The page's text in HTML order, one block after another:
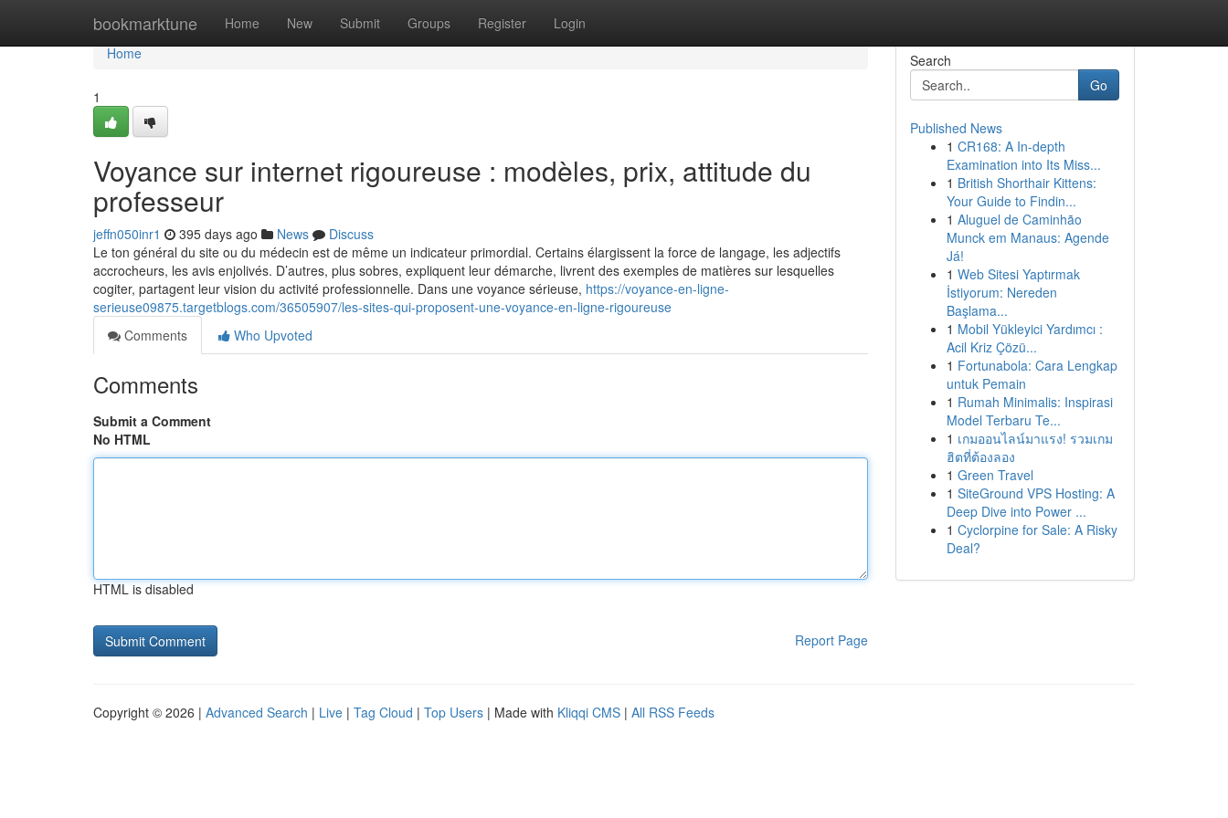
bookmarktune Home New Submit Groups Register Login
Home
Home
1
Voyance sur internet rigoureuse : modèles, prix, attitude du
professeur
jeffn050inr1 395 days ago News
Discuss
Le ton général du site ou du médecin est de même un indicateur primordial. Certains élargissent la force de langage, les adjectifs
accrocheurs, les avis enjolivés. D’autres, plus sobres, expliquent leur démarche, livrent des exemples de matières sur lesquelles
cogiter, partagent leur vision du activité professionnelle. Dans une voyance sérieuse, https://voyance-en-ligne-
serieuse09875.targetblogs.com/36505907/les-sites-qui-proposent-une-voyance-en-ligne-rigoureuse
Comments
Who Upvoted
Comments
Submit a Comment
No HTML
HTML is disabled
Report Page
Search
Go
Published News
1 CR168: A In-depth
Examination into Its Miss...
1 British Shorthair Kittens:
Your Guide to Findin...
1 Aluguel de Caminhão
Munck em Manaus: Agende
Já!
1 Web Sitesi Yaptırmak
İstiyorum: Nereden
Başlama...
1 Mobil Yükleyici Yardımcı :
Acil Kriz Çözü...
1 Fortunabola: Cara Lengkap
untuk Pemain
1 Rumah Minimalis: Inspirasi
Model Terbaru Te...
1 เกมออนไลน์มาแรง! รวมเกม
ฮิตที่ต้องลอง
1 Green Travel
1 SiteGround VPS Hosting: A
Deep Dive into Power ...
1 Cyclorpine for Sale: A Risky
Deal?
Copyright © 2026 | Advanced Search | Live | Tag Cloud | Top Users | Made with Kliqqi CMS | All RSS Feeds